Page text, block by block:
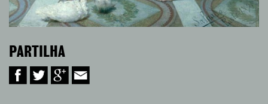
PARTILHA